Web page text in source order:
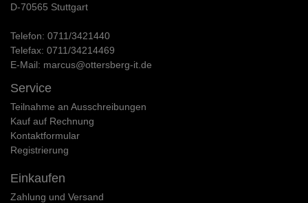
D-70565 Stuttgart
Telefon: 0711/3421440
Telefax: 0711/34214469
E-Mail: marcus@ottersberg-it.de
Service
Teilnahme an Ausschreibungen
Kauf auf Rechnung
Kontaktformular
Registrierung
Einkaufen
Zahlung und Versand